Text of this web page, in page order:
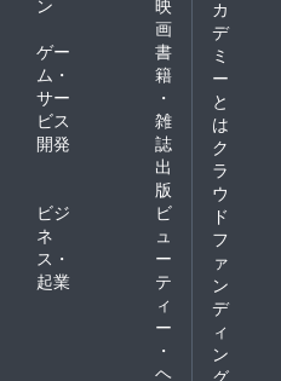
画
ゲー
ム・
サー
ビス
開発
書
籍
・
雑
誌
出
版
ビジ
ネ
ス・
起業
ビ
ュ
ー
テ
ィ
ー
・
ヘ
カ
デ
ミ
ー
と
は
ク
ラ
ウ
ド
フ
ァ
ン
デ
ィ
ン
グ